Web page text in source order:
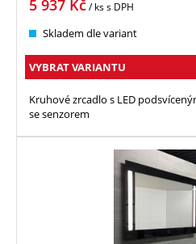
5 937 Kč/ kss DPH
Skladem dle variant
VYBRAT VARIANTU
Kruhové zrcadlo s LED
se senzorem